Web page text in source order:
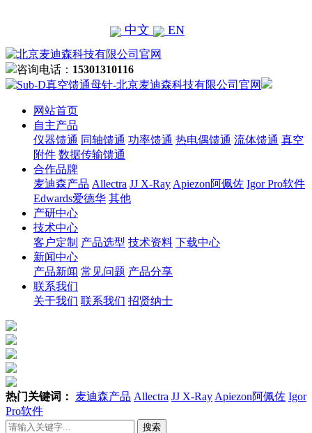
中文 EN
咨询电话： 15301310116
网站首页
自主产品
仪器馈通 同轴馈通 功率馈通 热电偶馈通 流体馈通 真空
附件 数据传输馈通
合作品牌
麦迪森产品 Allectra JJ X-Ray Apiezon阿佩佐 Igor Pro软件
Edwards爱德华 其他
产研中心
技术中心
客户定制 产品选型 技术资料 下载中心
新闻中心
产品新闻 常见问题 产品分享
联系我们
关于我们 联系我们 招贤纳士
热门关键词： 麦迪森产品 Allectra JJ X-Ray Apiezon阿佩佐 Igor
Pro软件
搜索